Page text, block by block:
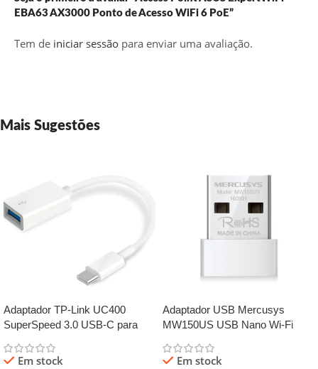
EBA63 AX3000 Ponto de Acesso WiFi 6 PoE”
Tem de iniciar sessão para enviar uma avaliação.
Mais Sugestões
Adaptador TP-Link UC400
SuperSpeed 3.0 USB-C para
Em stock
Adaptador USB Mercusys
MW150US USB Nano Wi-Fi
Em stock